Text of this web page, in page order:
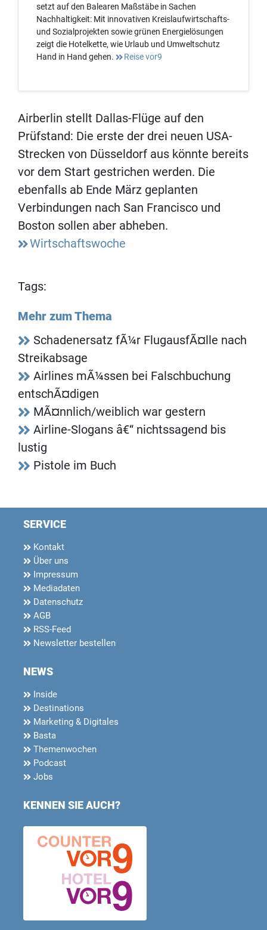
setzt auf den Balearen Maßstäbe in Sachen
Nachhaltigkeit: Mit innovativen Kreislaufwirtschafts-
und Sozialprojekten sowie grünen Energielösungen
zeigt die Hotelkette, wie Urlaub und Umweltschutz
Hand in Hand gehen.
Reise vor9
Airberlin stellt Dallas-Flüge auf den
Prüfstand: Die erste der drei neuen USA-
Strecken von Düsseldorf aus könnte bereits
vor dem Start gestrichen werden. Die
ebenfalls ab Ende März geplanten
Verbindungen nach San Francisco und
Boston sollen aber abheben.
Wirtschaftswoche
Tags:
Mehr zum Thema
Schadenersatz fÃ¼r FlugausfÃ¤lle nach
Streikabsage
Airlines mÃ¼ssen bei Falschbuchung
entschÃ¤digen
MÃ¤nnlich/weiblich war gestern
Airline-Slogans â€“ nichtssagend bis
lustig
Pistole im Buch
SERVICE
Kontakt
Über uns
Impressum
Mediadaten
Datenschutz
AGB
RSS-Feed
Newsletter bestellen
NEWS
Inside
Destinations
Marketing & Digitales
Basta
Themenwochen
Podcast
Jobs
KENNEN SIE AUCH?